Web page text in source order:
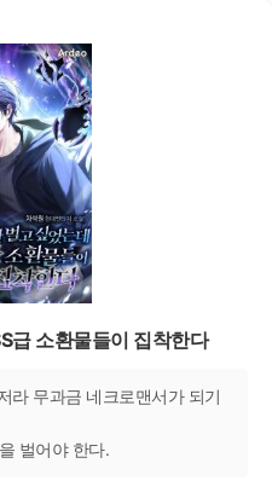
급 소환물들이 집착한다
라 무과금 네크로맨서가 되기
벌어야 한다.